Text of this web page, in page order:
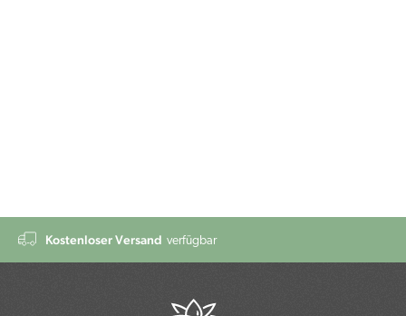
Kostenloser Versand verfügbar